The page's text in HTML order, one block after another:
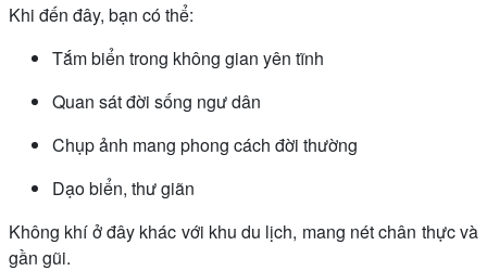
Khi đến đây, bạn có thể:
Tắm biển trong không gian yên tĩnh
Quan sát đời sống ngư dân
Chụp ảnh mang phong cách đời thường
Dạo biển, thư giãn
Không khí ở đây khác với khu du lịch, mang nét chân thực và
gần gũi.